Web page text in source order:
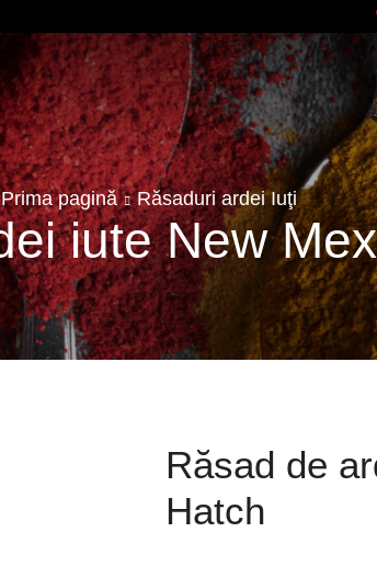
Prima pagină Răsaduri ardei Iuţi
iute New
Răsad de
Hatch